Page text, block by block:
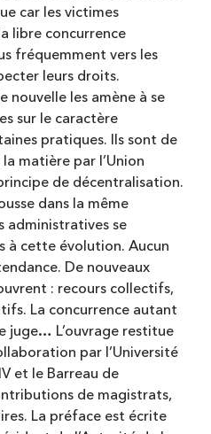
car les victimes
libre concurrence
fréquemment vers les
leurs droits.
nouvelle les amène à se
sur le caractère
pratiques. Ils sont de
matière par l’Union
de décentralisation.
dans la même
administratives se
cette évolution. Aucun
De nouveaux
: recours collectifs,
La concurrence autant
juge… L’ouvrage restitue
par l’Université
et le Barreau de
de magistrats,
La préface est écrite